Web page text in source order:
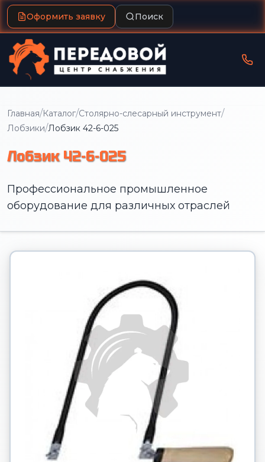
Оформить заявку Поиск
Главная/Каталог/Столярно-слесарный инструмент/
Лобзики/Лобзик 42-6-025
Лобзик 42-6-025
Профессиональное промышленное
оборудование для различных отраслей